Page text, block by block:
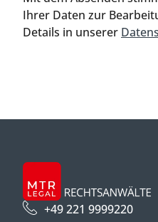
Ihrer Daten zur
Details in unserer
+49 221 9999220